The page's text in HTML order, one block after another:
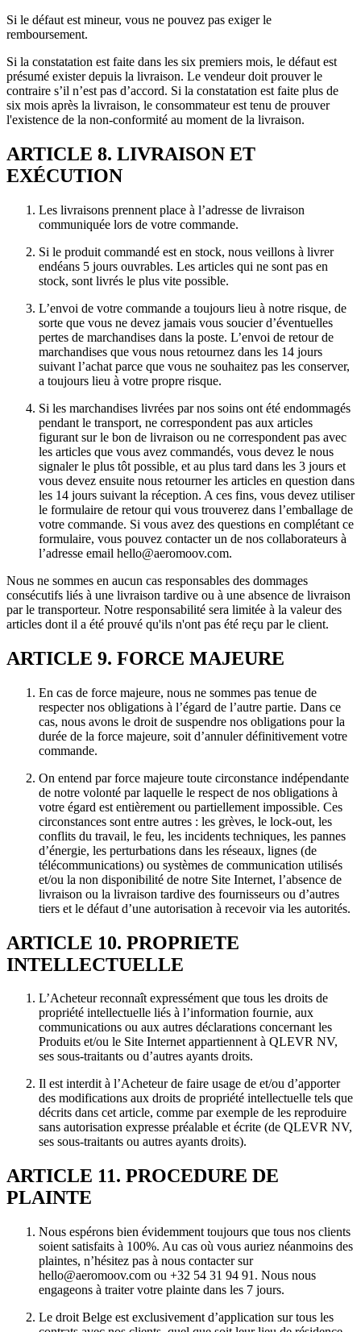
Si le défaut est mineur, vous ne pouvez pas exiger le
remboursement.
Si la constatation est faite dans les six premiers mois, le défaut est
présumé exister depuis la livraison. Le vendeur doit prouver le
contraire s’il n’est pas d’accord. Si la constatation est faite plus de
six mois après la livraison, le consommateur est tenu de prouver
l'existence de la non-conformité au moment de la livraison.
ARTICLE 8. LIVRAISON ET
EXÉCUTION
Les livraisons prennent place à l’adresse de livraison
communiquée lors de votre commande.
Si le produit commandé est en stock, nous veillons à livrer
endéans 5 jours ouvrables. Les articles qui ne sont pas en
stock, sont livrés le plus vite possible.
L’envoi de votre commande a toujours lieu à notre risque, de
sorte que vous ne devez jamais vous soucier d’éventuelles
pertes de marchandises dans la poste. L’envoi de retour de
marchandises que vous nous retournez dans les 14 jours
suivant l’achat parce que vous ne souhaitez pas les conserver,
a toujours lieu à votre propre risque.
Si les marchandises livrées par nos soins ont été endommagés
pendant le transport, ne correspondent pas aux articles
figurant sur le bon de livraison ou ne correspondent pas avec
les articles que vous avez commandés, vous devez le nous
signaler le plus tôt possible, et au plus tard dans les 3 jours et
vous devez ensuite nous retourner les articles en question dans
les 14 jours suivant la réception. A ces fins, vous devez utiliser
le formulaire de retour qui vous trouverez dans l’emballage de
votre commande. Si vous avez des questions en complétant ce
formulaire, vous pouvez contacter un de nos collaborateurs à
l’adresse email hello@aeromoov.com.
Nous ne sommes en aucun cas responsables des dommages
consécutifs liés à une livraison tardive ou à une absence de livraison
par le transporteur. Notre responsabilité sera limitée à la valeur des
articles dont il a été prouvé qu'ils n'ont pas été reçu par le client.
ARTICLE 9. FORCE MAJEURE
En cas de force majeure, nous ne sommes pas tenue de
respecter nos obligations à l’égard de l’autre partie. Dans ce
cas, nous avons le droit de suspendre nos obligations pour la
durée de la force majeure, soit d’annuler définitivement votre
commande.
On entend par force majeure toute circonstance indépendante
de notre volonté par laquelle le respect de nos obligations à
votre égard est entièrement ou partiellement impossible. Ces
circonstances sont entre autres : les grèves, le lock-out, les
conflits du travail, le feu, les incidents techniques, les pannes
d’énergie, les perturbations dans les réseaux, lignes (de
télécommunications) ou systèmes de communication utilisés
et/ou la non disponibilité de notre Site Internet, l’absence de
livraison ou la livraison tardive des fournisseurs ou d’autres
tiers et le défaut d’une autorisation à recevoir via les autorités.
ARTICLE 10. PROPRIETE
INTELLECTUELLE
L’Acheteur reconnaît expressément que tous les droits de
propriété intellectuelle liés à l’information fournie, aux
communications ou aux autres déclarations concernant les
Produits et/ou le Site Internet appartiennent à QLEVR NV,
ses sous-traitants ou d’autres ayants droits.
Il est interdit à l’Acheteur de faire usage de et/ou d’apporter
des modifications aux droits de propriété intellectuelle tels que
décrits dans cet article, comme par exemple de les reproduire
sans autorisation expresse préalable et écrite (de QLEVR NV,
ses sous-traitants ou autres ayants droits).
ARTICLE 11. PROCEDURE DE
PLAINTE
Nous espérons bien évidemment toujours que tous nos clients
soient satisfaits à 100%. Au cas où vous auriez néanmoins des
plaintes, n’hésitez pas à nous contacter sur
hello@aeromoov.com ou +32 54 31 94 91. Nous nous
engageons à traiter votre plainte dans les 7 jours.
Le droit Belge est exclusivement d’application sur tous les